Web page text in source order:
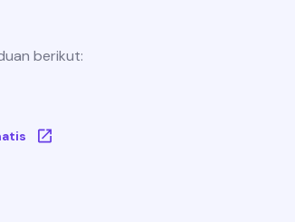
berikut: